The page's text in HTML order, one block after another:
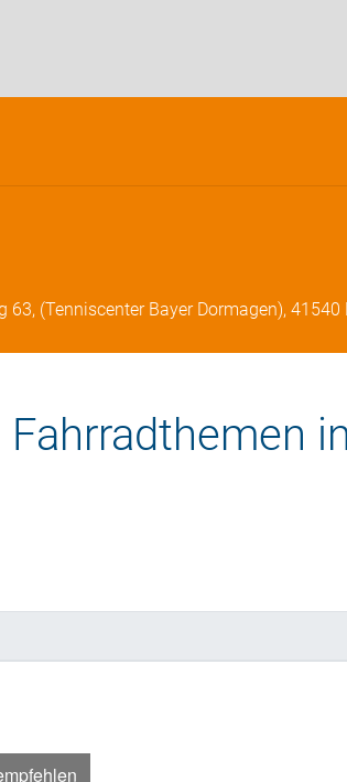
63, (Tenniscenter Bayer Dormagen), 41540